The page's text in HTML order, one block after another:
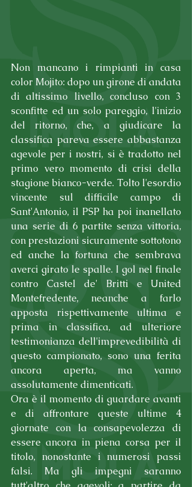
Non mancano i rimpianti in casa
color Mojito: dopo un girone di andata
di altissimo livello, concluso con 3
sconfitte ed un solo pareggio, l'inizio
del ritorno, che, a giudicare la
classifica pareva essere abbastanza
agevole per i nostri, si è tradotto nel
primo vero momento di crisi della
stagione bianco-verde. Tolto l'esordio
vincente sul difficile campo di
Sant'Antonio, il PSP ha poi inanellato
una serie di 6 partite senza vittoria,
con prestazioni sicuramente sottotono
ed anche la fortuna che sembrava
averci girato le spalle. I gol nel finale
contro Castel de' Britti e United
Montefredente, neanche a farlo
apposta rispettivamente ultima e
prima in classifica, ad ulteriore
testimonianza dell'imprevedibilità di
questo campionato, sono una ferita
ancora aperta, ma vanno
assolutamente dimenticati.
Ora è il momento di guardare avanti
e di affrontare queste ultime 4
giornate con la consapevolezza di
essere ancora in piena corsa per il
titolo, nonostante i numerosi passi
falsi. Ma gli impegni saranno